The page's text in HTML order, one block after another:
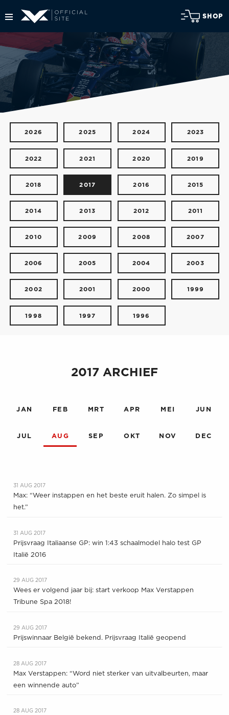
SHOP
2026 2025 2024 2023
2022 2021 2020 2019
2018 2017 2016 2015
2014 2013 2012 2011
2010 2009 2008 2007
2006 2005 2004 2003
2002 2001 2000 1999
1998 1997 1996
2017 ARCHIEF
JAN FEB MRT APR MEI JUN
JUL AUG SEP OKT NOV DEC
31 AUG 2017
Max: “Weer instappen en het beste eruit halen. Zo simpel is
het.”
31 AUG 2017
Prijsvraag Italiaanse GP: win 1:43 schaalmodel halo test GP
Italië 2016
29 AUG 2017
Wees er volgend jaar bij: start verkoop Max Verstappen
Tribune Spa 2018!
29 AUG 2017
Prijswinnaar België bekend. Prijsvraag Italië geopend
28 AUG 2017
Max Verstappen: “Word niet sterker van uitvalbeurten, maar
een winnende auto”
28 AUG 2017